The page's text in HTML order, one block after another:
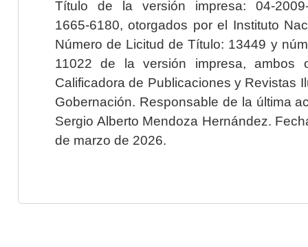
Título de la versión impresa: 04-2009-
1665-6180, otorgados por el Instituto
Número de Licitud de Título: 13449 y
11022 de la versión impresa, ambos
Calificadora de Publicaciones y Revistas
Gobernación. Responsable de la última
Sergio Alberto Mendoza Hernández.
de marzo de 2026.